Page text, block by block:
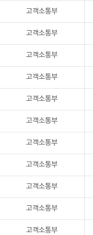
고객소통부
고객소통부
고객소통부
고객소통부
고객소통부
고객소통부
고객소통부
고객소통부
고객소통부
고객소통부
고객소통부